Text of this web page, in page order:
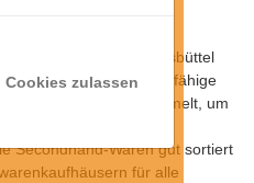
Cookies zulassen
Bargenstedt, Brunsbüttel
saubere und funktionsfähige
gesammelt, um
Secondhand-Waren gut sortiert
für alle